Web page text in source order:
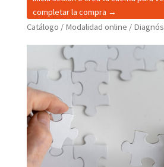
Catálogo / Modalidad online / Diagnóstico y
completar la compra →